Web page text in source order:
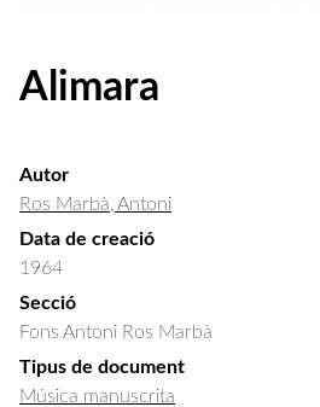
Alimara
Autor
Ros Marbà, Antoni
Data de creació
1964
Secció
Fons Antoni Ros Marbà
Tipus de document
Música manuscrita